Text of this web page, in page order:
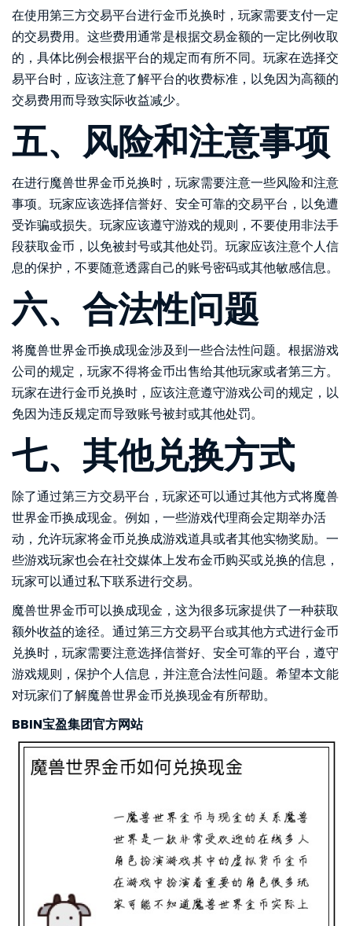
在使用第三方交易平台进行金币兑换时，玩家需要支付一定
的交易费用。这些费用通常是根据交易金额的一定比例收取
的，具体比例会根据平台的规定而有所不同。玩家在选择交
易平台时，应该注意了解平台的收费标准，以免因为高额的
交易费用而导致实际收益减少。
五、风险和注意事项
在进行魔兽世界金币兑换时，玩家需要注意一些风险和注意
事项。玩家应该选择信誉好、安全可靠的交易平台，以免遭
受诈骗或损失。玩家应该遵守游戏的规则，不要使用非法手
段获取金币，以免被封号或其他处罚。玩家应该注意个人信
息的保护，不要随意透露自己的账号密码或其他敏感信息。
六、合法性问题
将魔兽世界金币换成现金涉及到一些合法性问题。根据游戏
公司的规定，玩家不得将金币出售给其他玩家或者第三方。
玩家在进行金币兑换时，应该注意遵守游戏公司的规定，以
免因为违反规定而导致账号被封或其他处罚。
七、其他兑换方式
除了通过第三方交易平台，玩家还可以通过其他方式将魔兽
世界金币换成现金。例如，一些游戏代理商会定期举办活
动，允许玩家将金币兑换成游戏道具或者其他实物奖励。一
些游戏玩家也会在社交媒体上发布金币购买或兑换的信息，
玩家可以通过私下联系进行交易。
魔兽世界金币可以换成现金，这为很多玩家提供了一种获取
额外收益的途径。通过第三方交易平台或其他方式进行金币
兑换时，玩家需要注意选择信誉好、安全可靠的平台，遵守
游戏规则，保护个人信息，并注意合法性问题。希望本文能
对玩家们了解魔兽世界金币兑换现金有所帮助。
BBIN宝盈集团官方网站